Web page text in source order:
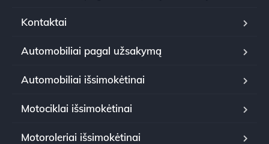
Kontaktai
Automobiliai pagal užsakymą
Automobiliai išsimokėtinai
Motociklai išsimokėtinai
Motoroleriai išsimokėtinai